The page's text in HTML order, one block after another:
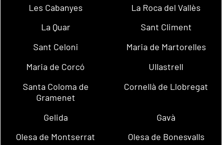
Les Cabanyes
La Roca del Vallès
La Quar
Sant Climent
Sant Celoni
Maria de Martorelles
Maria de Corcó
Ullastrell
Santa Coloma de
Gramenet
Cornellà de Llobregat
Gelida
Gavà
Olesa de Montserrat
Olesa de Bonesvalls